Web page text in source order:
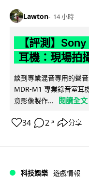
Lawton 14 小時
【評測】
耳機：現場拍
談到專業混音專用的聲
MDR-M1 專業錄音室耳
意影像製作...
閱讀全文
34 2 ↗ 分享
科技娛樂 遊戲情報